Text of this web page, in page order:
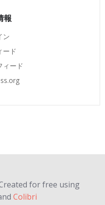
報
ン
ード
ィード
for free using
Colibri